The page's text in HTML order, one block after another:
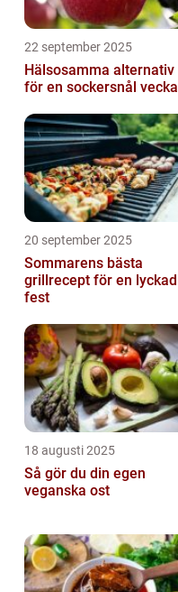
22 september 2025
Hälsosamma alternativ
för en sockersnål vecka
20 september 2025
Sommarens bästa
grillrecept för en lyckad
fest
18 augusti 2025
Så gör du din egen
veganska ost